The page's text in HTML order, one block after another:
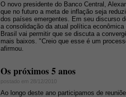
O novo presidente do Banco Central,
que no futuro a meta de inflação seja
dos países emergentes. Em seu discurso
a consolidação da atual política
Brasil vai permitir que se discuta a
mais baixos. "Creio que esse é um
afirmou.
Os próximos 5 anos
postado em 28/12/2010
Ao longo deste ano participamos de